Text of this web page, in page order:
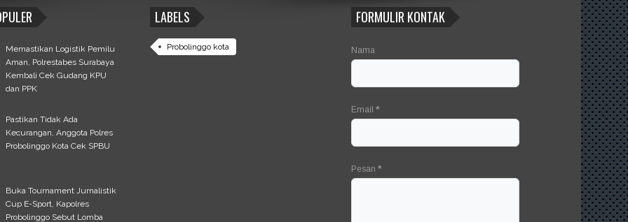
Memastikan Logistik Pemilu
Aman, Polrestabes Surabaya
Kembali Cek Gudang KPU
dan PPK
Pastikan Tidak Ada
Kecurangan, Anggota Polres
Probolinggo Kota Cek SPBU
Buka Tournament Jurnalistik
Cup E-Sport, Kapolres
Probolinggo Sebut Lomba
LABELS
Probolinggo kota
FORMULIR KONTAK
Nama
Email*
Pesan*